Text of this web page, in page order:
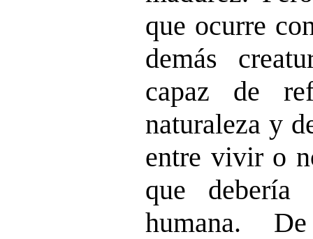
que ocurre
demás
capaz de
naturaleza y
entre vivir o
que debería
humana.